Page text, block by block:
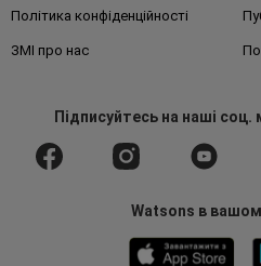
Політика конфіденційності
ЗМІ про нас
Підписуйтесьна наші соц.
Watsons в